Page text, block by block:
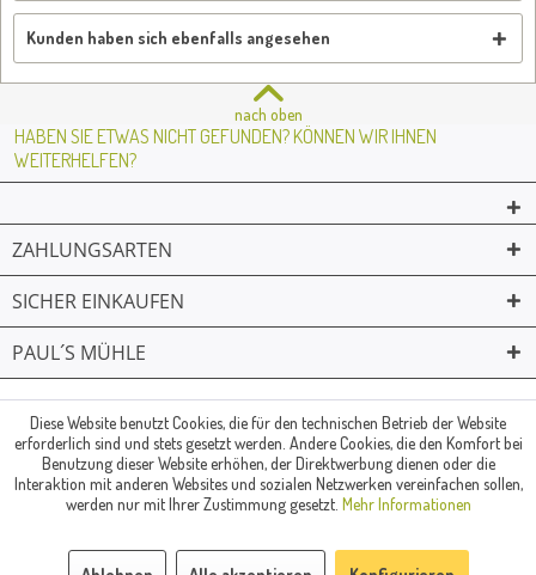
Kunden haben sich ebenfalls angesehen
nach oben
HABEN SIE ETWAS NICHT GEFUNDEN? KÖNNEN WIR IHNEN
WEITERHELFEN?
ZAHLUNGSARTEN
SICHER EINKAUFEN
PAUL´S MÜHLE
© Paul's Mühle | Inhaber: Christof Paul e.K. | Westring 2 | 45659
Recklinghausen
Fax: 02361 -28831 | E-Mail: info@pauls-muehle.de
Diese Website benutzt Cookies, die für den technischen Betrieb der Website
erforderlich sind und stets gesetzt werden. Andere Cookies, die den Komfort bei
Benutzung dieser Website erhöhen, der Direktwerbung dienen oder die
Interaktion mit anderen Websites und sozialen Netzwerken vereinfachen sollen,
werden nur mit Ihrer Zustimmung gesetzt. Mehr Informationen